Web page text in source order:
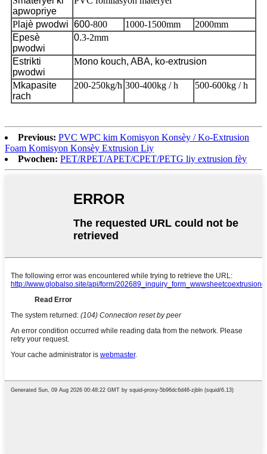
apwopriye
P lajè pwodwi 600-800 1000-1500mm
2000mm
Epesè
pwodwi
0.3-2mm
Estrikti
pwodwi
Mono kouch, ABA, ko-extrusion
Mkapasite
rach
200-250kg/h 300-400kg / h 500-600kg / h
Previous: PVC WPC kim Komisyon Konsèy / Ko-Extrusion
Foam Komisyon Konsèy Extrusion Liy
Pwochen: PET/RPET/APET/CPET/PETG liy extrusion fèy